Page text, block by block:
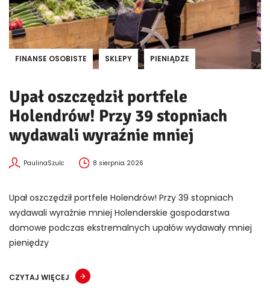
FINANSE OSOBISTE SKLEPY PIENIĄDZE
Upał oszczędził portfele
Holendrów! Przy 39 stopniach
wydawali wyraźnie mniej
PaulinaSzulc 8 sierpnia 2026
Upał oszczędził portfele Holendrów! Przy 39 stopniach
wydawali wyraźnie mniej Holenderskie gospodarstwa
domowe podczas ekstremalnych upałów wydawały mniej
pieniędzy
CZYTAJ WIĘCEJ